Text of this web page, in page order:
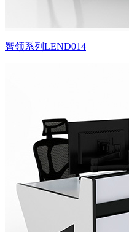
智领系列LEND014